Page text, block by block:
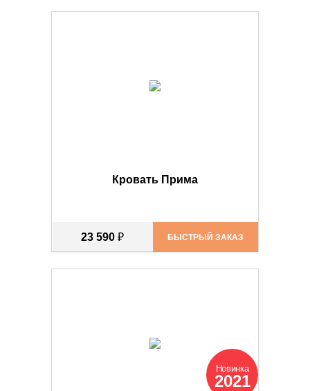
Кровать Прима
23 590 ₽ БЫСТРЫЙ ЗАКАЗ
Новинка
2021